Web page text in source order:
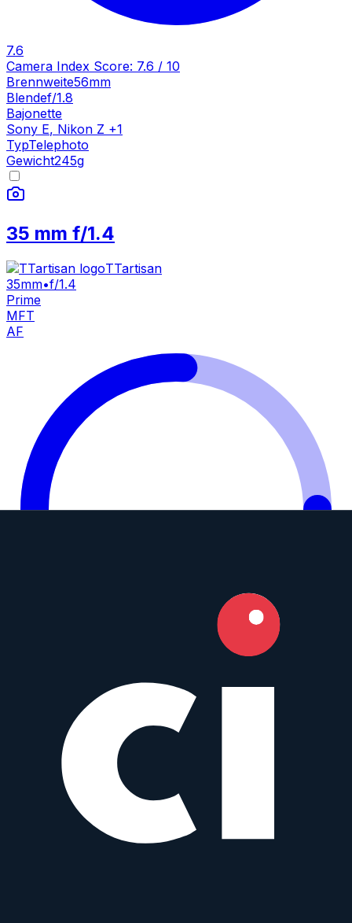
7.6
Camera Index Score: 7.6 / 10
Brennweite56mm
Blendef/1.8
Bajonette
Sony E, Nikon Z +1
TypTelephoto
Gewicht245g
35 mm f/1.4
TTartisan
35mm•f/1.4
Prime
MFT
AF
Camera Index Score:
Brennweite35mm
f/1.4
Bajonette
Micro Four Thirds
,
Normal
180